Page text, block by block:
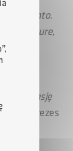
Invento.
Venture,
ze
ekspansję
Prezes